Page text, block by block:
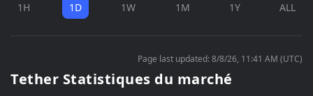
1H 1D 1W 1M 1Y ALL
Page last updated: 8/8/26, 11:41 AM (UTC)
Tether Statistiques du marché